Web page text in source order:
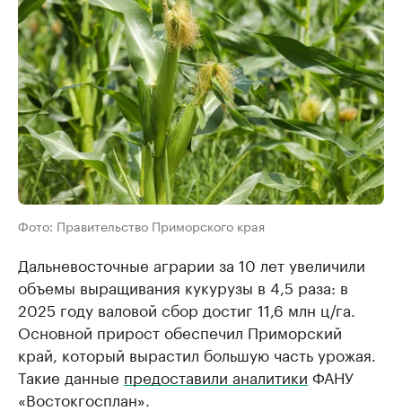
Фото: Правительство Приморского края
Дальневосточные аграрии за 10 лет увеличили
объемы выращивания кукурузы в 4,5 раза: в
2025 году валовой сбор достиг 11,6 млн ц/га.
Основной прирост обеспечил Приморский
край, который вырастил большую часть урожая.
Такие данные предоставили аналитики ФАНУ
«Востокгосплан».